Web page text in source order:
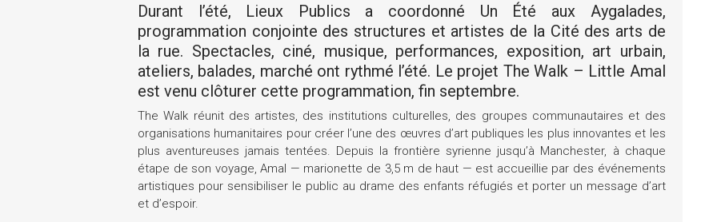
Durant l’été, Lieux Publics a coordonné Un Été aux Aygalades,
programmation conjointe des structures et artistes de la Cité des arts de
la rue. Spectacles, ciné, musique, performances, exposition, art urbain,
ateliers, balades, marché ont rythmé l’été. Le projet The Walk – Little Amal
est venu clôturer cette programmation, fin septembre.
The Walk réunit des artistes, des institutions culturelles, des groupes communautaires et des
organisations humanitaires pour créer l’une des œuvres d’art publiques les plus innovantes et les
plus aventureuses jamais tentées. Depuis la frontière syrienne jusqu’à Manchester, à chaque
étape de son voyage, Amal — marionette de 3,5 m de haut — est accueillie par des événements
artistiques pour sensibiliser le public au drame des enfants réfugiés et porter un message d’art
et d’espoir.